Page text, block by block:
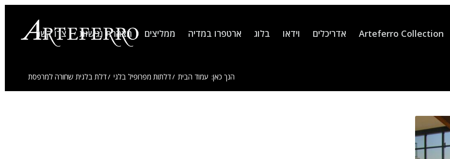
Arteferro Collection אדריכלים וידאו בלוג ארטפרו במדיה ממליצים הצהרת נגישות צרו קשר
הנך כאן: עמוד הבית /דלתות מפרופיל בלגי /דלת בלגית שחורה למרפסת